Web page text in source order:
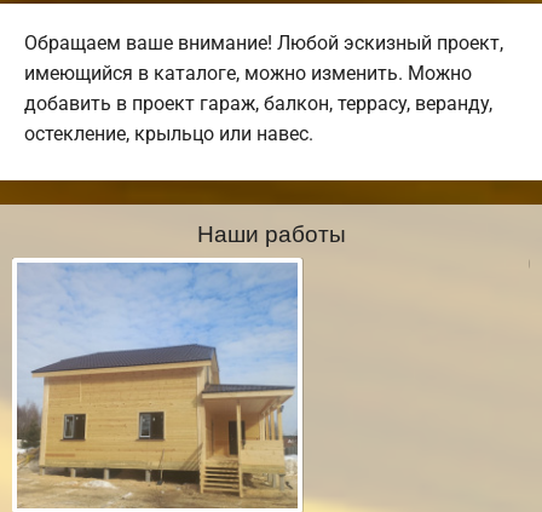
Обращаем ваше внимание! Любой эскизный проект,
имеющийся в каталоге, можно изменить. Можно
добавить в проект гараж, балкон, террасу, веранду,
остекление, крыльцо или навес.
Наши работы